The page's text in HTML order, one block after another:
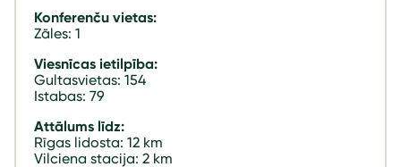
Konferenču vietas:
Zāles: 1
Viesnīcas ietilpība:
Gultasvietas: 154
Istabas: 79
Attālums līdz:
Rīgas lidosta: 12 km
Vilciena stacija: 2 km